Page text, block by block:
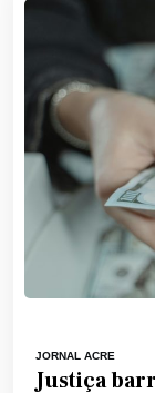
JORNAL ACRE
Justiça